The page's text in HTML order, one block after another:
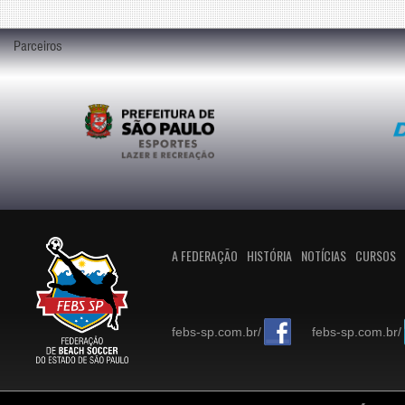
Parceiros
A FEDERAÇÃO HISTÓRIA NOTÍCIAS CURSOS
febs-sp.com.br/ febs-sp.com.br/